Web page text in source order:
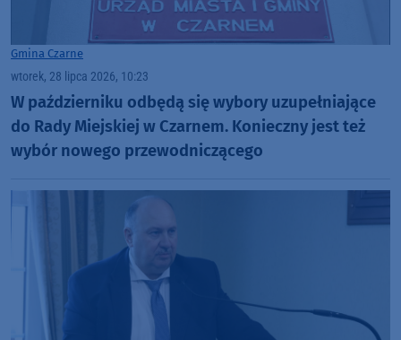
Gmina Czarne
wtorek, 28 lipca 2026, 10:23
W październiku odbędą się wybory uzupełniające
do Rady Miejskiej w Czarnem. Konieczny jest też
wybór nowego przewodniczącego